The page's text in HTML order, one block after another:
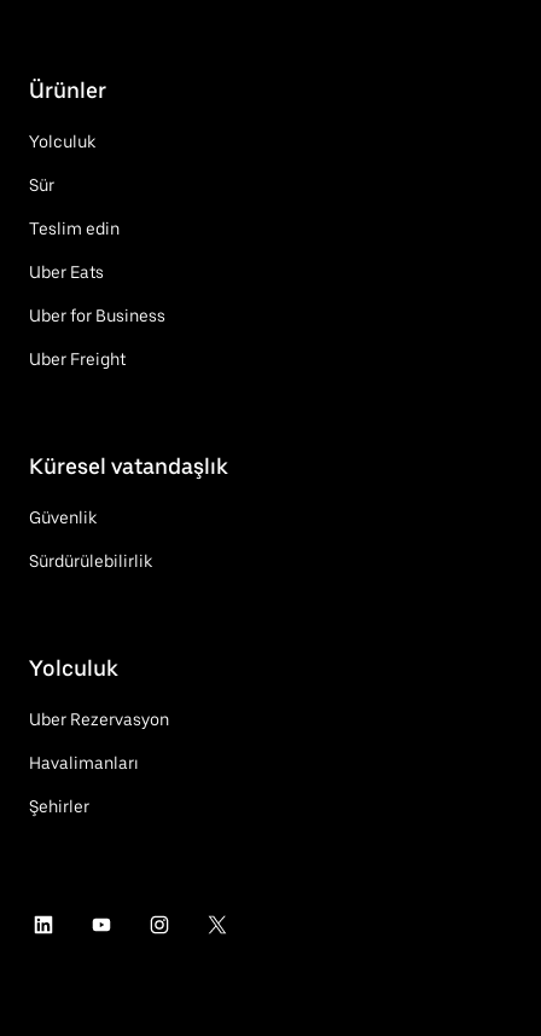
Ürünler
Yolculuk
Sür
Teslim edin
Uber Eats
Uber for Business
Uber Freight
Küresel vatandaşlık
Güvenlik
Sürdürülebilirlik
Yolculuk
Uber Rezervasyon
Havalimanları
Şehirler